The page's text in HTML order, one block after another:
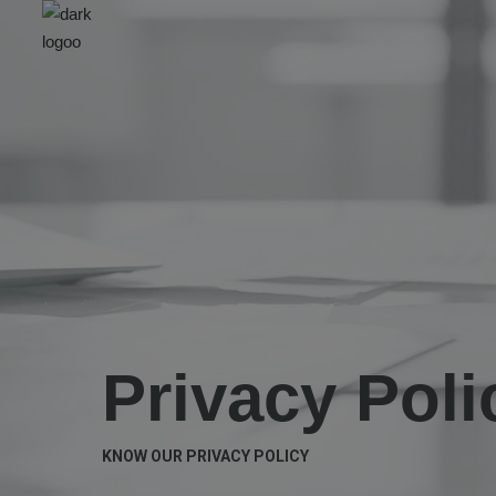
Privacy
KNOW OUR PRIVACY POLICY